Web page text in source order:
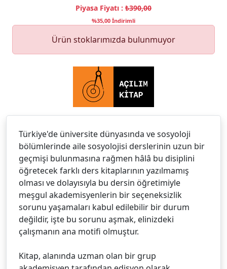
Piyasa Fiyatı : ₺390,00
%35,00 İndirimli
Ürün stoklarımızda bulunmuyor
Türkiye'de üniversite dünyasında ve sosyoloji
bölümlerinde aile sosyolojisi derslerinin uzun bir
geçmişi bulunmasına rağmen hâlâ bu disiplini
öğretecek farklı ders kitaplarının yazılmamış
olması ve dolayısıyla bu dersin öğretimiyle
meşgul akademisyenlerin bir seçeneksizlik
sorunu yaşamaları kabul edilebilir bir durum
değildir, işte bu sorunu aşmak, elinizdeki
çalışmanın ana motifi olmuştur.
Kitap, alanında uzman olan bir grup